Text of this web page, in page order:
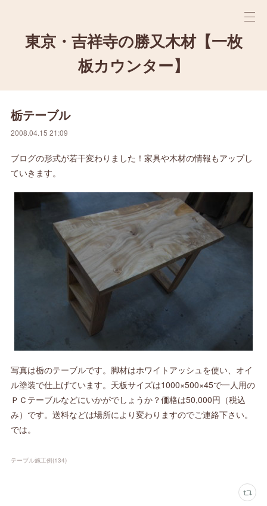
東京・吉祥寺の勝又木材【一枚
板カウンター】
栃テーブル
2008.04.15 21:09
ブログの形式が若干変わりました！家具や木材の情報もアップし
ていきます。
写真は栃のテーブルです。脚材はホワイトアッシュを使い、オイ
ル塗装で仕上げています。天板サイズは1000×500×45で一人用の
ＰＣテーブルなどにいかがでしょうか？価格は50,000円（税込
み）です。送料などは場所により変わりますのでご連絡下さい。
では。
テーブル施工例(134)